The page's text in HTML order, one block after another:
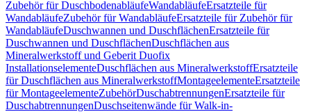
Zubehör für DuschbodenabläufeWandabläufeErsatzteile für
WandabläufeZubehör für WandabläufeErsatzteile für Zubehör für
WandabläufeDuschwannen und DuschflächenErsatzteile für
Duschwannen und DuschflächenDuschflächen aus
Mineralwerkstoff und Geberit Duofix
InstallationselementeDuschflächen aus MineralwerkstoffErsatzteile
für Duschflächen aus MineralwerkstoffMontageelementeErsatzteile
für MontageelementeZubehörDuschabtrennungenErsatzteile für
DuschabtrennungenDuschseitenwände für Walk-in-